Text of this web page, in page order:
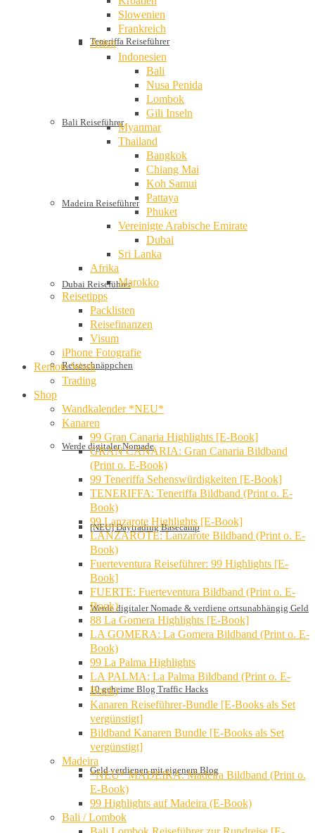
Teneriffa Reiseführer
Bali Reiseführer
Madeira Reiseführer
Dubai Reiseführer
Reiseschnäppchen
Werde digitaler Nomade
[NEU] Daytrading Basecamp
Werde digitaler Nomade & verdiene ortsunabhängig Geld
10 geheime Blog Traffic Hacks
Geld verdienen mit eigenem Blog
Slowenien
Frankreich
Asien
Indonesien
Bali
Nusa Penida
Lombok
Gili Inseln
Myanmar
Thailand
Bangkok
Chiang Mai
Koh Samui
Pattaya
Phuket
Vereinigte Arabische Emirate
Dubai
Sri Lanka
Afrika
Marokko
Reisetipps
Packlisten
Reisefinanzen
Visum
iPhone Fotografie
Remote Work
Trading
Shop
Wandkalender *NEU*
Kanaren
99 Gran Canaria Highlights [E-Book]
GRAN CANARIA: Gran Canaria Bildband
(Print o. E-Book)
99 Teneriffa Sehenswürdigkeiten [E-Book]
TENERIFFA: Teneriffa Bildband (Print o. E-
Book)
99 Lanzarote Highlights [E-Book]
LANZAROTE: Lanzarote Bildband (Print o. E-
Book)
Fuerteventura Reiseführer: 99 Highlights [E-
Book]
FUERTE: Fuerteventura Bildband (Print o. E-
Book)
88 La Gomera Highlights [E-Book]
LA GOMERA: La Gomera Bildband (Print o. E-
Book)
99 La Palma Highlights
LA PALMA: La Palma Bildband (Print o. E-
Book)
Kanaren Reiseführer-Bundle [E-Books als Set
vergünstigt]
Bildband Kanaren Bundle [E-Books als Set
vergünstigt]
Madeira
*NEU* MADEIRA: Madeira Bildband (Print o.
E-Book)
99 Highlights auf Madeira (E-Book)
Bali / Lombok